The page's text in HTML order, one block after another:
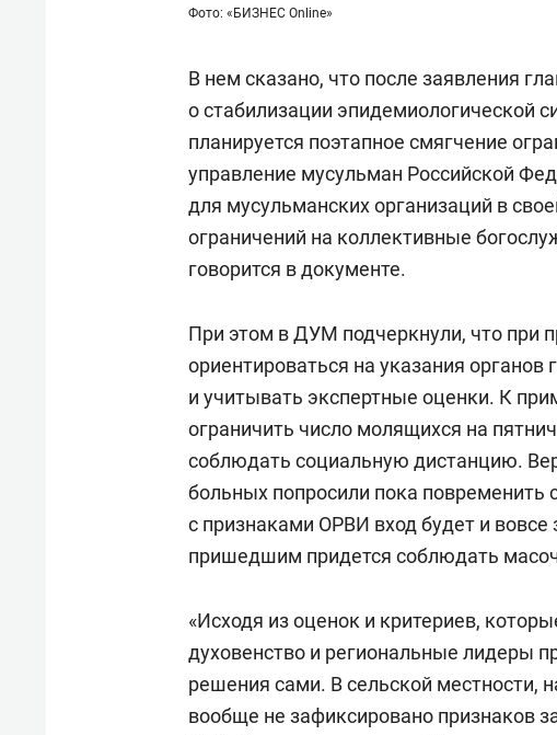
Фото: «БИЗНЕС Online»
В нем сказано, что после заявления
о стабилизации эпидемиологической
планируется поэтапное смягчение
управление мусульман Российской
для мусульманских организаций в
ограничений на коллективные
говорится в документе.
При этом в ДУМ подчеркнули, что при
ориентироваться на указания органов
и учитывать экспертные оценки. К
ограничить число молящихся на
соблюдать социальную дистанцию.
больных попросили пока
с признаками ОРВИ вход будет и
пришедшим придется соблюдать
«Исходя из оценок и критериев,
духовенство и региональные лидеры
решения сами. В сельской местности,
вообще не зафиксировано признаков